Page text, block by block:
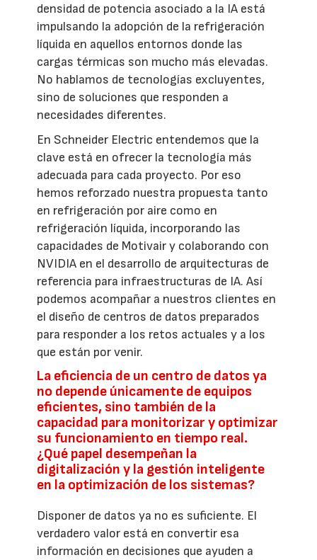
densidad de potencia asociado a la IA está
impulsando la adopción de la refrigeración
líquida en aquellos entornos donde las
cargas térmicas son mucho más elevadas.
No hablamos de tecnologías excluyentes,
sino de soluciones que responden a
necesidades diferentes.
En Schneider Electric entendemos que la
clave está en ofrecer la tecnología más
adecuada para cada proyecto. Por eso
hemos reforzado nuestra propuesta tanto
en refrigeración por aire como en
refrigeración líquida, incorporando las
capacidades de Motivair y colaborando con
NVIDIA en el desarrollo de arquitecturas de
referencia para infraestructuras de IA. Así
podemos acompañar a nuestros clientes en
el diseño de centros de datos preparados
para responder a los retos actuales y a los
que están por venir.
La eficiencia de un centro de datos ya
no depende únicamente de equipos
eficientes, sino también de la
capacidad para monitorizar y optimizar
su funcionamiento en tiempo real.
¿Qué papel desempeñan la
digitalización y la gestión inteligente
en la optimización de los sistemas?
Disponer de datos ya no es suficiente. El
verdadero valor está en convertir esa
información en decisiones que ayuden a